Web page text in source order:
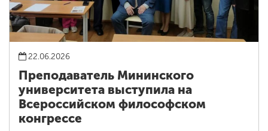
22.06.2026
Преподаватель Мининского
университета выступила на
Всероссийском философском
конгрессе